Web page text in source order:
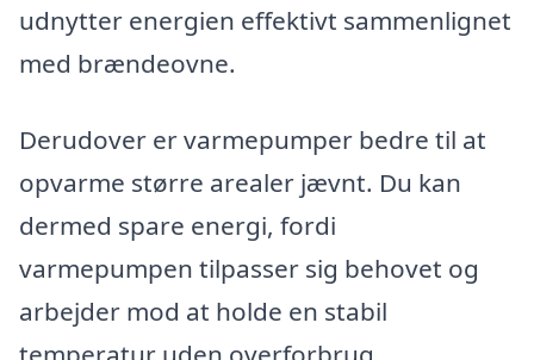
udnytter energien effektivt sammenlignet
med brændeovne.
Derudover er varmepumper bedre til at
opvarme større arealer jævnt. Du kan
dermed spare energi, fordi
varmepumpen tilpasser sig behovet og
arbejder mod at holde en stabil